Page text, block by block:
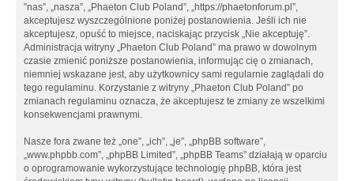
”nas”, „nasza”, „Phaeton Club Poland”, „https://phaetonforum.pl”,
akceptujesz wyszczególnione poniżej postanowienia. Jeśli ich nie
akceptujesz, opuść to miejsce, naciskając przycisk „Nie akceptuję”.
Administracja witryny „Phaeton Club Poland” ma prawo w dowolnym
czasie zmienić poniższe postanowienia, informując cię o zmianach,
niemniej wskazane jest, aby użytkownicy sami regularnie zaglądali do
tego regulaminu. Korzystanie z witryny „Phaeton Club Poland” po
zmianach regulaminu oznacza, że akceptujesz te zmiany ze wszelkimi
konsekwencjami prawnymi.
Nasze fora zwane też „one”, „ich”, „je”, „phpBB software”,
„www.phpbb.com”, „phpBB Limited”, „phpBB Teams” działają w oparciu
o oprogramowanie wykorzystujące technologię phpBB, która jest